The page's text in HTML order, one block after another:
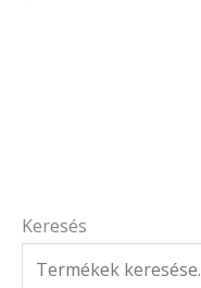
Keresés